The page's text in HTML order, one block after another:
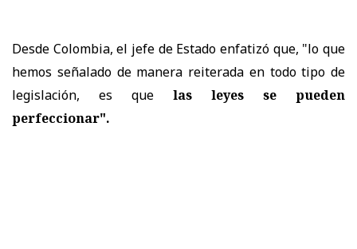
Desde Colombia, el jefe de Estado enfatizó que, "lo que
hemos señalado de manera reiterada en todo tipo de
legislación, es que las leyes se pueden
perfeccionar".